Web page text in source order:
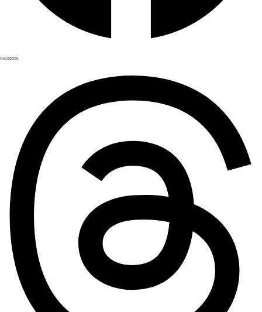
Facebook